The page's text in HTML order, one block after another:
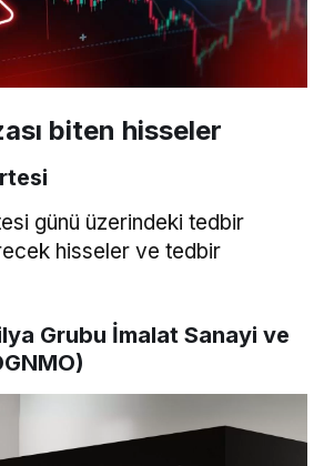
biten hisseler
günü üzerindeki tedbir
hisseler ve tedbir
Grubu İmalat Sanayi ve